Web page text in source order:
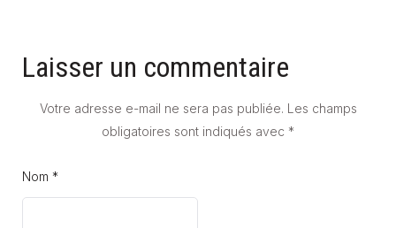
Laisser un commentaire
Votre adresse e-mail ne sera pas publiée. Les champs
obligatoires sont indiqués avec *
Nom *